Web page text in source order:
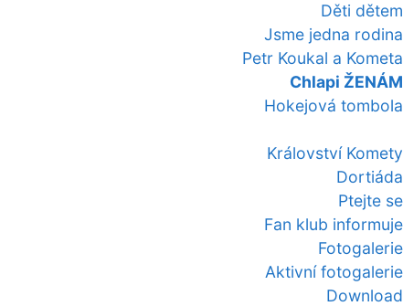
Děti dětem
Jsme jedna rodina
Petr Koukal a Kometa
Chlapi ŽENÁM
Hokejová tombola
Království Komety
Dortiáda
Ptejte se
Fan klub informuje
Fotogalerie
Aktivní fotogalerie
Download